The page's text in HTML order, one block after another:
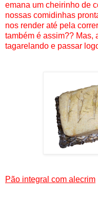
emana um cheirinho de
nossas comidinhas
nos render até pela
também é assim?? Mas,
tagarelando e passar
Pão integral com alecrim